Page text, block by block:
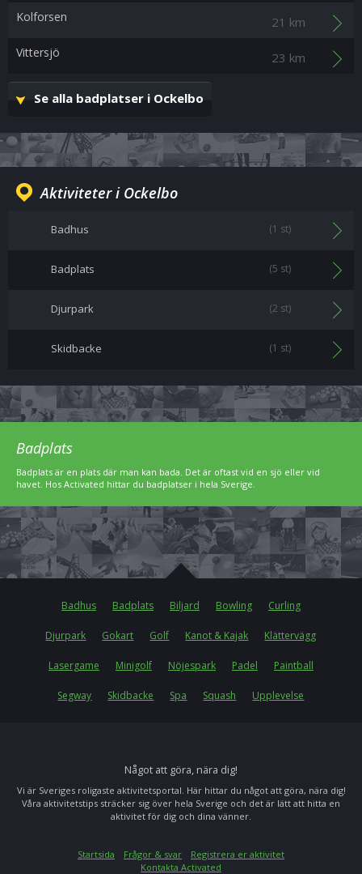
Kolforsen 21 km
Vittersjö 23 km
Se alla badplatser i Ockelbo
Aktiviteter i Ockelbo
Badhus (1 st)
Badplats (5 st)
Djurpark (2 st)
Skidbacke (1 st)
Badplats
Badplats är en plats där man kan bada. Det är oftast vid en sjö eller vid
havet. Hos Activated hittar du badplatser i hela Sverige.
Badhus Badplats Biljard Bowling Curling
Djurpark Gokart Golf Kanot & Kajak Klättervägg
Lasergame Minigolf Nöjespark Padel Paintball
Segway Skidbacke Spa Squash Upplevelse
Något att göra, nära dig!
Vi är Sveriges roligaste aktivitetsportal. Här hittar du något att göra, nära dig!
Våra aktivitetstips sträcker sig över hela Sverige och det är lätt att hitta en
aktivitet för dig och dina vänner.
Startsida Frågor & svar
Registrera er aktivitet
Kontakta Activated